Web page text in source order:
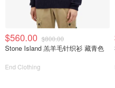
$560.00 $800.00
Stone Island 羔羊毛针织衫 藏青色
End Clothing